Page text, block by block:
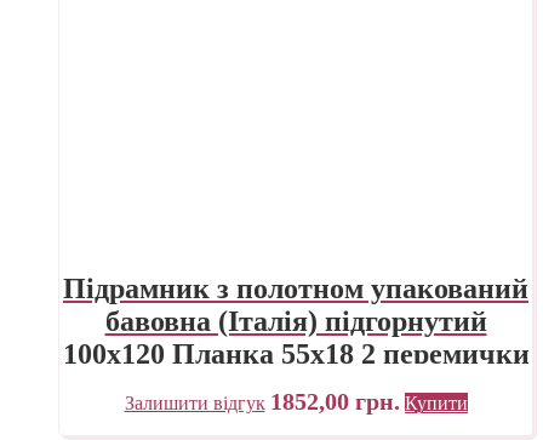
Підрамник з полотном упакований
бавовна (Італія) підгорнутий
100х120 Планка 55х18 2 перемички
«Трек» Україна
Залишити відгук 1852,00 грн. Купити